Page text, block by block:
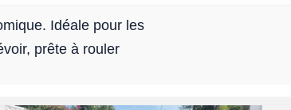
Idéale pour les
prête à rouler